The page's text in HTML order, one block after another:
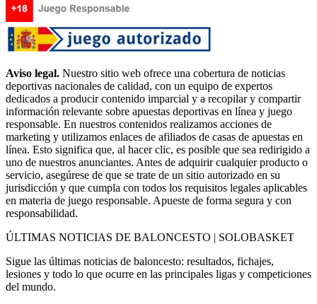
Aviso legal. Nuestro sitio web ofrece una cobertura de noticias
deportivas nacionales de calidad, con un equipo de expertos
dedicados a producir contenido imparcial y a recopilar y compartir
información relevante sobre apuestas deportivas en línea y juego
responsable. En nuestros contenidos realizamos acciones de
marketing y utilizamos enlaces de afiliados de casas de apuestas en
línea. Esto significa que, al hacer clic, es posible que sea redirigido a
uno de nuestros anunciantes. Antes de adquirir cualquier producto o
servicio, asegúrese de que se trate de un sitio autorizado en su
jurisdicción y que cumpla con todos los requisitos legales aplicables
en materia de juego responsable. Apueste de forma segura y con
responsabilidad.
ÚLTIMAS NOTICIAS DE BALONCESTO | SOLOBASKET
Sigue las últimas noticias de baloncesto: resultados, fichajes,
lesiones y todo lo que ocurre en las principales ligas y competiciones
del mundo.